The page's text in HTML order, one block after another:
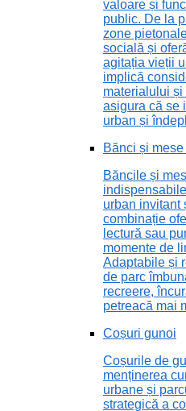
valoare și
public. De la
zone
socială și
agitația vieții
implică
materialului
asigura că se
urban și
Bănci și
Băncile și
urban invitant
combinație
lectură sau
momente de
Adaptabile și
de parc
recreere,
petreacă mai
Coșuri gunoi
Coșurile de
menținerea
urbane și
strategică a